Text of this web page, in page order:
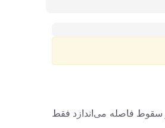
سقوط فاصله می‌اندازد فقط